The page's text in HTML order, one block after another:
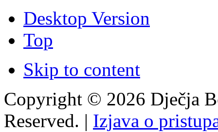
Desktop Version
Top
Skip to content
Copyright © 2026 Dječja
Reserved. | Izjava o